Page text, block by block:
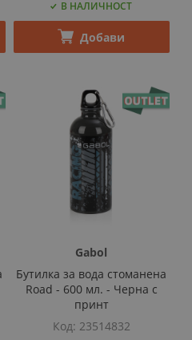
tooltip
В НАЛИЧНОСТ
Добави
Gabol
Бутилка за вода стоманена
Road - 600 мл. - Черна с
принт
Код 23514832